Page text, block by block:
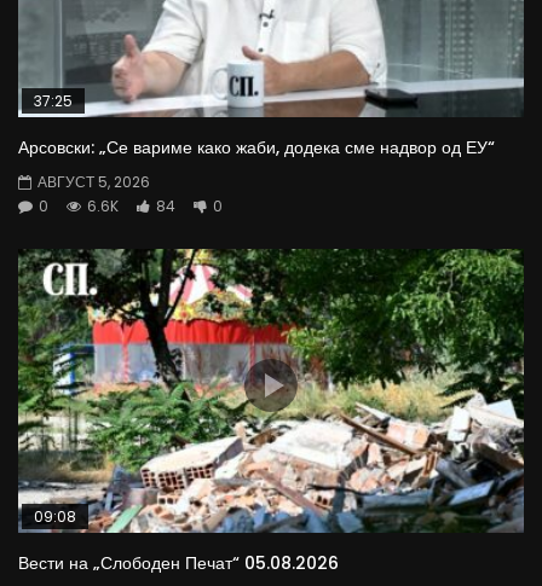
37:25
Арсовски: „Се вариме како жаби, додека сме надвор од ЕУ“
АВГУСТ 5, 2026
0
6.6K 84 0
09:08
Вести на „Слободен Печат“ 05.08.2026